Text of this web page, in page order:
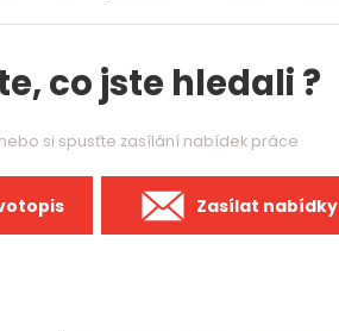
co jste hledali ?
si spusťte zasílání nabídek práce
Zasílat nabídky